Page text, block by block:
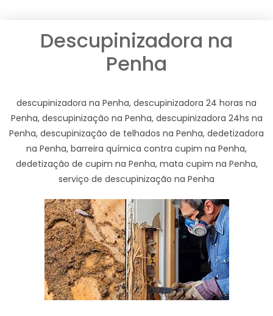
Descupinizadora na
Penha
descupinizadora na Penha, descupinizadora 24 horas na
Penha, descupinização na Penha, descupinizadora 24hs na
Penha, descupinização de telhados na Penha, dedetizadora
na Penha, barreira química contra cupim na Penha,
dedetização de cupim na Penha, mata cupim na Penha,
serviço de descupinização na Penha